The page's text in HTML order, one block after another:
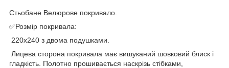
Стьобане Велюрове покривало.
✅Розмір покривала:
220х240 з двома подушками.
Лицева сторона покривала має вишуканий шовковий блиск і
гладкість. Полотно прошивається наскрізь стібками,